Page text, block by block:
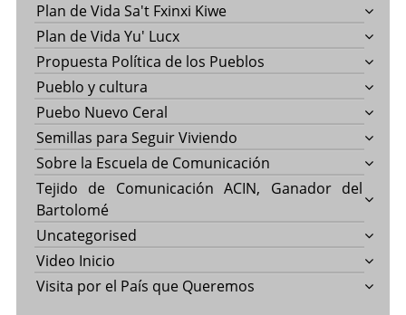
Plan de Vida Sa't Fxinxi Kiwe
Plan de Vida Yu' Lucx
Propuesta Política de los Pueblos
Pueblo y cultura
Puebo Nuevo Ceral
Semillas para Seguir Viviendo
Sobre la Escuela de Comunicación
Tejido de Comunicación ACIN, Ganador del
Bartolomé
Uncategorised
Video Inicio
Visita por el País que Queremos